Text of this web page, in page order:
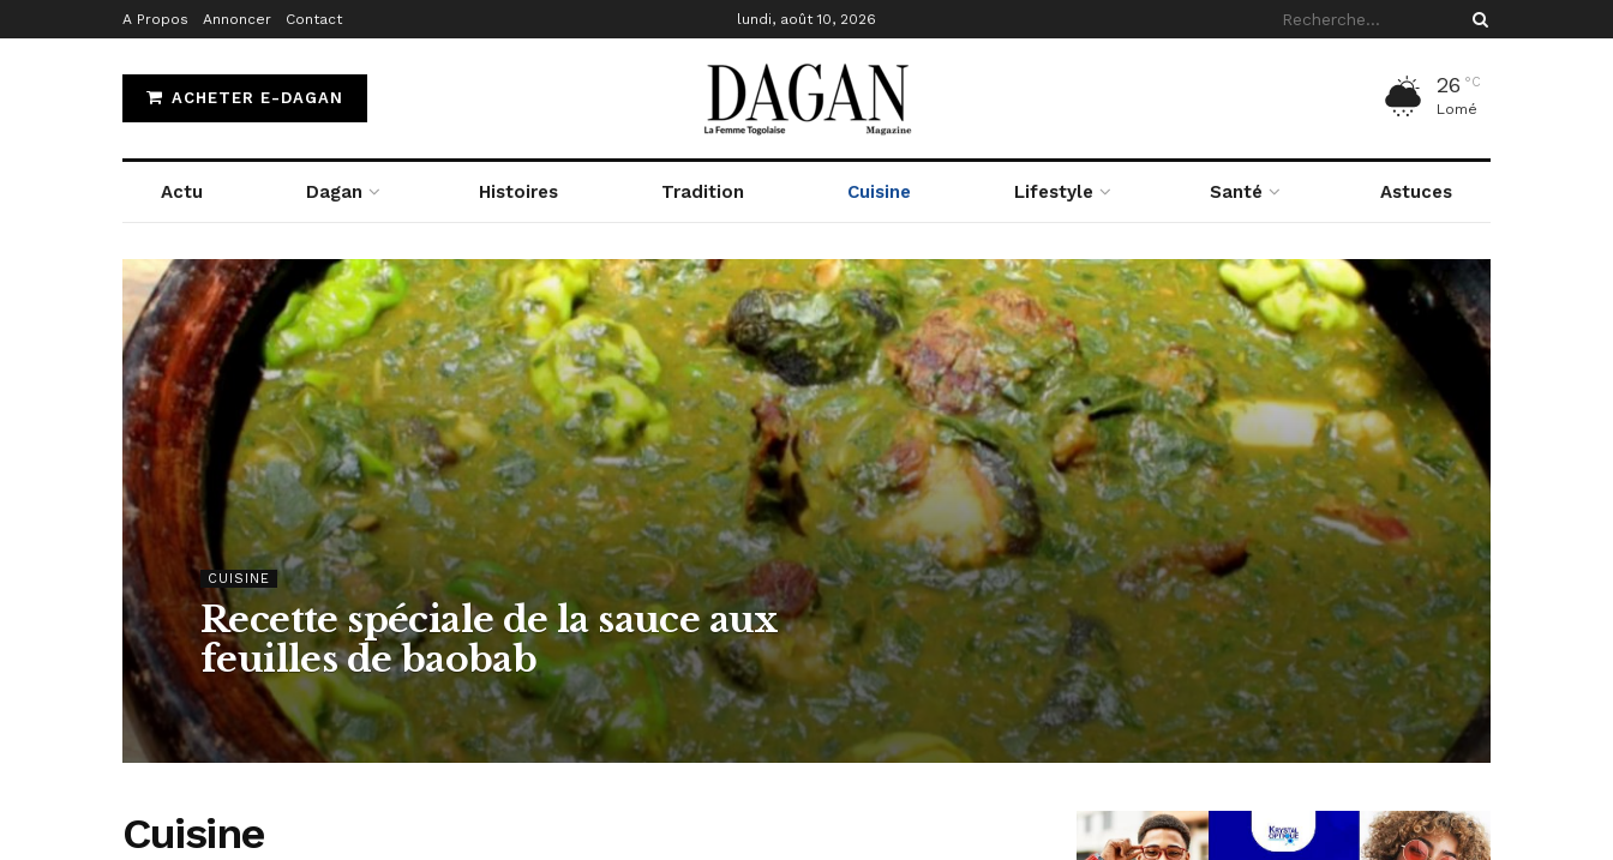
A Propos Annoncer Contact lundi, août 10, 2026
ACHETER E-DAGAN
26 °C
Lomé
Actu Dagan Histoires Tradition Cuisine Lifestyle Santé Astuces
CUISINE
Recette spéciale de la sauce aux
feuilles de baobab
Cuisine